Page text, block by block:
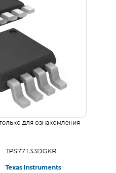
для ознакомления
TPS77133DGKR
Texas Instruments